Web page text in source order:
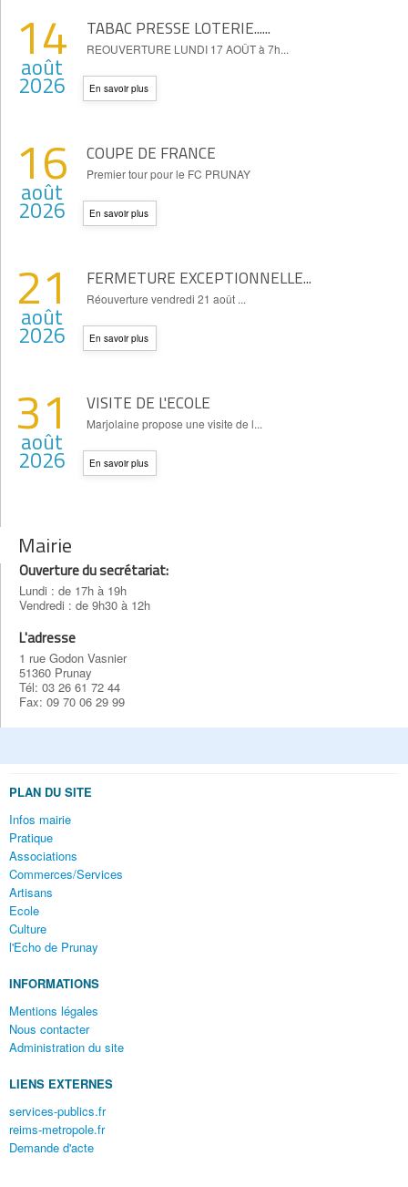
TABAC PRESSE LOTERIE......
REOUVERTURE LUNDI 17 AOÛT à 7h...
14
août
2026 En savoir plus
COUPE DE FRANCE
Premier tour pour le FC PRUNAY
16
août
2026 En savoir plus
FERMETURE EXCEPTIONNELLE...
Réouverture vendredi 21 août ...
21
août
2026 En savoir plus
VISITE DE L'ECOLE
Marjolaine propose une visite de l...
31
août
2026 En savoir plus
Mairie
Ouverture du secrétariat:
Lundi : de 17h à 19h
Vendredi : de 9h30 à 12h
L'adresse
1 rue Godon Vasnier
51360 Prunay
Tél: 03 26 61 72 44
Fax: 09 70 06 29 99
PLAN DU SITE
Infos mairie
Pratique
Associations
Commerces/Services
Artisans
Ecole
Culture
l'Echo de Prunay
INFORMATIONS
Mentions légales
Nous contacter
Administration du site
LIENS EXTERNES
services-publics.fr
reims-metropole.fr
Demande d'acte